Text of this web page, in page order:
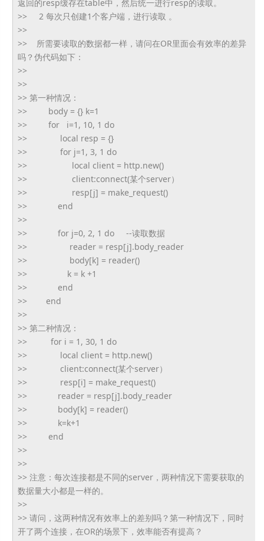
返回的resp缓存在table中， 然后统一进行resp的读取。
>> 2 每次只创建1个客户端，进行读取 。
>>
>> 所需要读取的数据都一样，请问在OR里面会有效率的差异
吗？ 伪代码如下：
>>
>>
>> 第一种情况：
>> body = {} k=1
>> for i=1, 10, 1 do
>> local resp = {}
>> for j=1, 3, 1 do
>> local client = http.new()
>> client:connect(某个server）
>> resp[j] = make_request()
>> end
>>
>> for j=0, 2, 1 do --读取数据
>> reader = resp[j].body_reader
>> body[k] = reader()
>> k = k +1
>> end
>> end
>>
>> 第二种情况：
>> for i = 1, 30, 1 do
>> local client = http.new()
>> client:connect(某个server）
>> resp[i] = make_request()
>> reader = resp[j].body_reader
>> body[k] = reader()
>> k=k+1
>> end
>>
>>
>> 注意：每次连接都是不同的server， 两种情况下需要获取的
数据量大小都是一样的。
>>
>> 请问，这两种情况有效率上的差别吗？第一种情况下， 同时
开了两个连接，在OR的场景下，效率能否有提高？